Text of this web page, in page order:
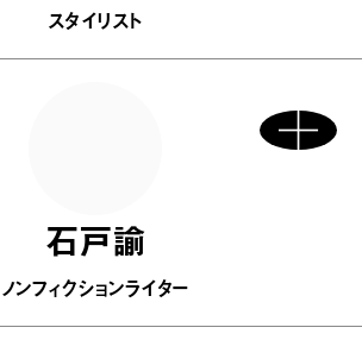
スタイリスト
石戸諭
ノンフィクションライター